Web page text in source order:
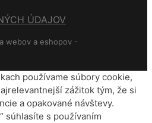
ÚDAJOV
webov a eshopov -
používame súbory cookie,
zážitok tým, že si
a opakované návštevy.
súhlasíte s používaním